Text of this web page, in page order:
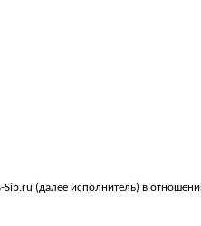
(далее исполнитель) в